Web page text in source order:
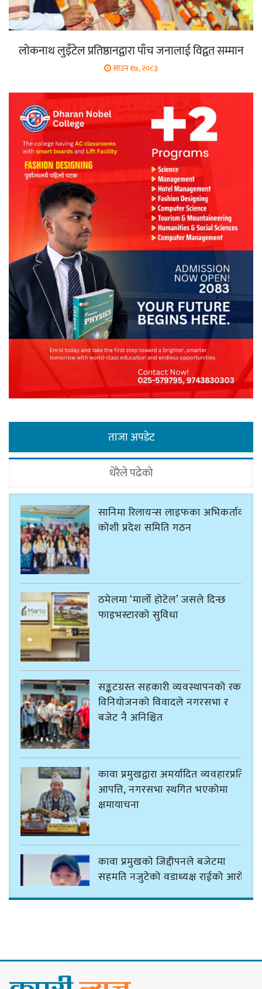
लोकनाथ लुइँटेल प्रतिष्ठानद्वारा पाँच जनालाई विद्वत सम्मान
साउन १७, २०८३
ताजा अपडेट
धेरैले पढेको
सानिमा रिलायन्स लाइफका अभिकर्ताको
कोशी प्रदेश समिति गठन
ठमेलमा ‘मार्लो होटेल’ जसले दिन्छ
फाइभस्टारको सुविधा
सङ्कटग्रस्त सहकारी व्यवस्थापनको रकम
विनियोजनको विवादले नगरसभा र
बजेट नै अनिश्चित
कावा प्रमुखद्वारा अमर्यादित व्यवहारप्रति
आपत्ति, नगरसभा स्थगित भएकोमा
क्षमायाचना
कावा प्रमुखको जिद्दीपनले बजेटमा
सहमति नजुटेको वडाध्यक्ष राईको आरोप
सन्धिका लागि विशेष समिति गठन गर्न
प्रधानमन्त्रीसँग आग्रह : कुमार लिङ्देन